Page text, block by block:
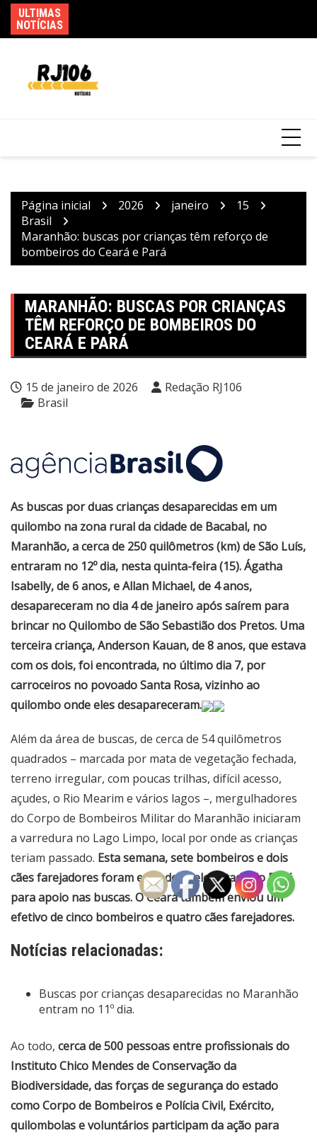
para
o
ULTIMAS
NOTÍCIAS
Página inicial 2026 janeiro
15
Brasil
Maranhão: buscas por crianças têm reforço de
bombeiros do Ceará e Pará
MARANHÃO: BUSCAS POR CRIANÇAS
TÊM REFORÇO DE BOMBEIROS DO
CEARÁ E PARÁ
15 de janeiro de 2026
Redação RJ106
Brasil
As buscas por duas crianças desaparecidas em um
quilombo na zona rural da cidade de Bacabal, no
Maranhão, a cerca de 250 quilômetros (km) de São Luís,
entraram no 12º dia, nesta quinta-feira (15). Ágatha
Isabelly, de 6 anos, e Allan Michael, de 4 anos,
desapareceram no dia 4 de janeiro após saírem para
brincar no Quilombo de São Sebastião dos Pretos. Uma
terceira criança, Anderson Kauan, de 8 anos, que estava
com os dois, foi encontrada, no último dia 7, por
carroceiros no povoado Santa Rosa, vizinho ao
quilombo onde eles desapareceram.
Além da área de buscas, de cerca de 54 quilômetros
quadrados – marcada por mata de vegetação fechada,
terreno irregular, com poucas trilhas, difícil acesso,
açudes, o Rio Mearim e vários lagos –, mergulhadores
do Corpo de Bombeiros Militar do Maranhão iniciaram
a varredura no Lago Limpo, local por onde as crianças
teriam passado. Esta semana, sete bombeiros e dois
cães farejadores foram enviados pelo estado do Pará
para apoio nas buscas. O Ceará também enviou um
efetivo de cinco bombeiros e quatro cães farejadores.
Notícias relacionadas:
Buscas por crianças desaparecidas no Maranhão
entram no 11º dia.
Ao todo, cerca de 500 pessoas entre profissionais do
Instituto Chico Mendes de Conservação da
Biodiversidade, das forças de segurança do estado
como Corpo de Bombeiros e Polícia Civil, Exército,
quilombolas e voluntários participam da ação para